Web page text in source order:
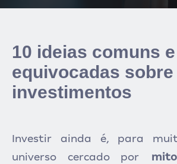
10 ideias comuns e
equivocadas sobre
investimentos
Investir ainda é, para
universo cercado por